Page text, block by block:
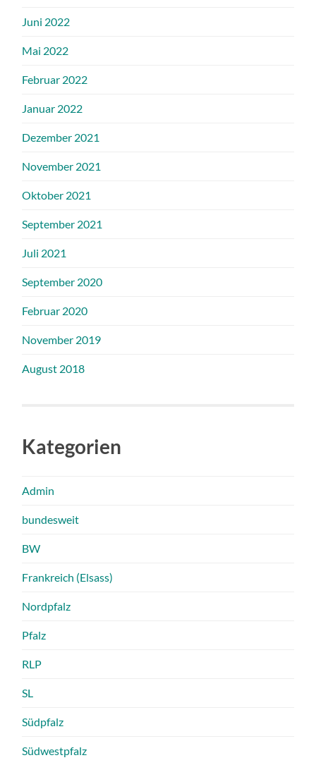
Juni 2022
Mai 2022
Februar 2022
Januar 2022
Dezember 2021
November 2021
Oktober 2021
September 2021
Juli 2021
September 2020
Februar 2020
November 2019
August 2018
Kategorien
Admin
bundesweit
BW
Frankreich (Elsass)
Nordpfalz
Pfalz
RLP
SL
Südpfalz
Südwestpfalz